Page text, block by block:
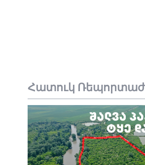
Հատուկ Ռեպորտաժ